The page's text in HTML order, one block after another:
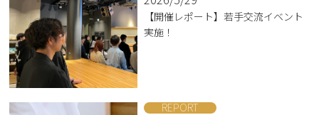
【開催レポート】若手交流イベント
実施！
REPORT